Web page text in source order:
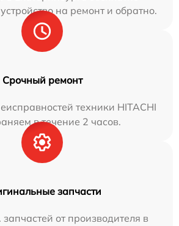
на ремонт и обратно.
Срочный ремонт
техники HITACHI
в течение 2 часов.
запчасти
от производителя в